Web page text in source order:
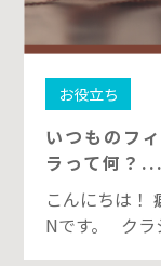
お役立ち
いつものフ
ラって何？...
こんにちは！
Nです。 クラ